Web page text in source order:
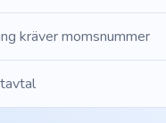
kräver momsnummer